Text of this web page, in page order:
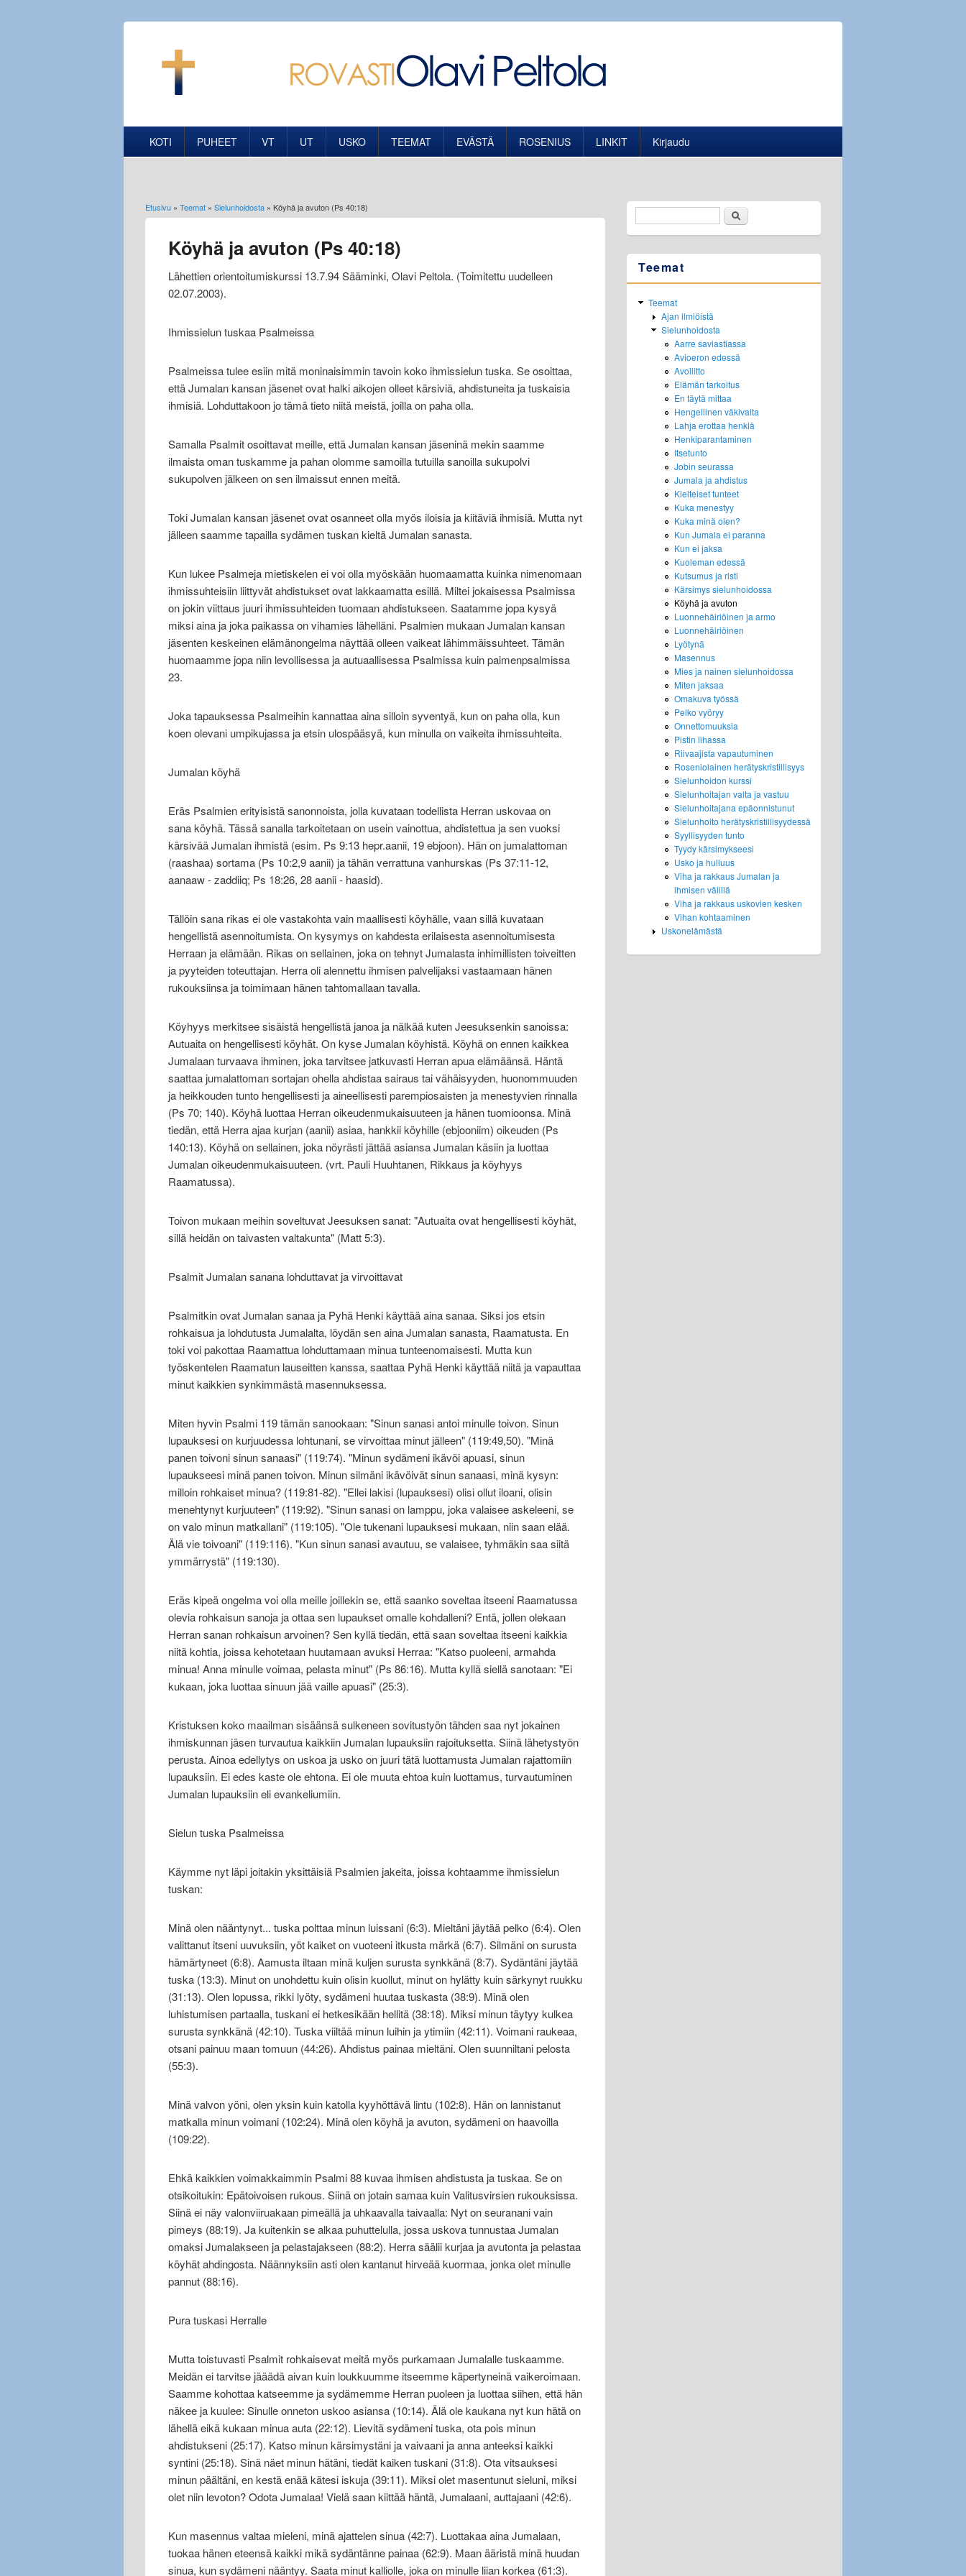
KOTI PUHEET VT UT USKO TEEMAT EVÄSTÄ ROSENIUS LINKIT Kirjaudu
Olet täällä
Etusivu » Teemat » Sielunhoidosta » Köyhä ja avuton (Ps 40:18)
Köyhä ja avuton (Ps 40:18)
Lähettien orientoitumiskurssi 13.7.94 Sääminki, Olavi Peltola. (Toimitettu uudelleen
02.07.2003).
Ihmissielun tuskaa Psalmeissa
Psalmeissa tulee esiin mitä moninaisimmin tavoin koko ihmissielun tuska. Se osoittaa,
että Jumalan kansan jäsenet ovat halki aikojen olleet kärsiviä, ahdistuneita ja tuskaisia
ihmisiä. Lohduttakoon jo tämä tieto niitä meistä, joilla on paha olla.
Samalla Psalmit osoittavat meille, että Jumalan kansan jäseninä mekin saamme
ilmaista oman tuskamme ja pahan olomme samoilla tutuilla sanoilla sukupolvi
sukupolven jälkeen on sen ilmaissut ennen meitä.
Toki Jumalan kansan jäsenet ovat osanneet olla myös iloisia ja kiitäviä ihmisiä. Mutta nyt
jälleen saamme tapailla sydämen tuskan kieltä Jumalan sanasta.
Kun lukee Psalmeja mietiskelen ei voi olla myöskään huomaamatta kuinka nimenomaan
ihmissuhteisiin liittyvät ahdistukset ovat lakkaamatta esillä. Miltei jokaisessa Psalmissa
on jokin viittaus juuri ihmissuhteiden tuomaan ahdistukseen. Saatamme jopa kysyä
miksi aina ja joka paikassa on vihamies lähelläni. Psalmien mukaan Jumalan kansan
jäsenten keskeinen elämänongelma näyttää olleen vaikeat lähimmäissuhteet. Tämän
huomaamme jopa niin levollisessa ja autuaallisessa Psalmissa kuin paimenpsalmissa
23.
Joka tapauksessa Psalmeihin kannattaa aina silloin syventyä, kun on paha olla, kun
koen olevani umpikujassa ja etsin ulospääsyä, kun minulla on vaikeita ihmissuhteita.
Jumalan köyhä
Eräs Psalmien erityisistä sanonnoista, jolla kuvataan todellista Herran uskovaa on
sana köyhä. Tässä sanalla tarkoitetaan on usein vainottua, ahdistettua ja sen vuoksi
kärsivää Jumalan ihmistä (esim. Ps 9:13 hepr.aanii, 19 ebjoon). Hän on jumalattoman
(raashaa) sortama (Ps 10:2,9 aanii) ja tähän verrattuna vanhurskas (Ps 37:11-12,
aanaaw - zaddiiq; Ps 18:26, 28 aanii - haasid).
Tällöin sana rikas ei ole vastakohta vain maallisesti köyhälle, vaan sillä kuvataan
hengellistä asennoitumista. On kysymys on kahdesta erilaisesta asennoitumisesta
Herraan ja elämään. Rikas on sellainen, joka on tehnyt Jumalasta inhimillisten toiveitten
ja pyyteiden toteuttajan. Herra oli alennettu ihmisen palvelijaksi vastaamaan hänen
rukouksiinsa ja toimimaan hänen tahtomallaan tavalla.
Köyhyys merkitsee sisäistä hengellistä janoa ja nälkää kuten Jeesuksenkin sanoissa:
Autuaita on hengellisesti köyhät. On kyse Jumalan köyhistä. Köyhä on ennen kaikkea
Jumalaan turvaava ihminen, joka tarvitsee jatkuvasti Herran apua elämäänsä. Häntä
saattaa jumalattoman sortajan ohella ahdistaa sairaus tai vähäisyyden, huonommuuden
ja heikkouden tunto hengellisesti ja aineellisesti parempiosaisten ja menestyvien rinnalla
(Ps 70; 140). Köyhä luottaa Herran oikeudenmukaisuuteen ja hänen tuomioonsa. Minä
tiedän, että Herra ajaa kurjan (aanii) asiaa, hankkii köyhille (ebjooniim) oikeuden (Ps
140:13). Köyhä on sellainen, joka nöyrästi jättää asiansa Jumalan käsiin ja luottaa
Jumalan oikeudenmukaisuuteen. (vrt. Pauli Huuhtanen, Rikkaus ja köyhyys
Raamatussa).
Toivon mukaan meihin soveltuvat Jeesuksen sanat: "Autuaita ovat hengellisesti köyhät,
sillä heidän on taivasten valtakunta" (Matt 5:3).
Psalmit Jumalan sanana lohduttavat ja virvoittavat
Psalmitkin ovat Jumalan sanaa ja Pyhä Henki käyttää aina sanaa. Siksi jos etsin
rohkaisua ja lohdutusta Jumalalta, löydän sen aina Jumalan sanasta, Raamatusta. En
toki voi pakottaa Raamattua lohduttamaan minua tunteenomaisesti. Mutta kun
työskentelen Raamatun lauseitten kanssa, saattaa Pyhä Henki käyttää niitä ja vapauttaa
minut kaikkien synkimmästä masennuksessa.
Miten hyvin Psalmi 119 tämän sanookaan: "Sinun sanasi antoi minulle toivon. Sinun
lupauksesi on kurjuudessa lohtunani, se virvoittaa minut jälleen" (119:49,50). "Minä
panen toivoni sinun sanaasi" (119:74). "Minun sydämeni ikävöi apuasi, sinun
lupaukseesi minä panen toivon. Minun silmäni ikävöivät sinun sanaasi, minä kysyn:
milloin rohkaiset minua? (119:81-82). "Ellei lakisi (lupauksesi) olisi ollut iloani, olisin
menehtynyt kurjuuteen" (119:92). "Sinun sanasi on lamppu, joka valaisee askeleeni, se
on valo minun matkallani" (119:105). "Ole tukenani lupauksesi mukaan, niin saan elää.
Älä vie toivoani" (119:116). "Kun sinun sanasi avautuu, se valaisee, tyhmäkin saa siitä
ymmärrystä" (119:130).
Eräs kipeä ongelma voi olla meille joillekin se, että saanko soveltaa itseeni Raamatussa
olevia rohkaisun sanoja ja ottaa sen lupaukset omalle kohdalleni? Entä, jollen olekaan
Herran sanan rohkaisun arvoinen? Sen kyllä tiedän, että saan soveltaa itseeni kaikkia
niitä kohtia, joissa kehotetaan huutamaan avuksi Herraa: "Katso puoleeni, armahda
minua! Anna minulle voimaa, pelasta minut" (Ps 86:16). Mutta kyllä siellä sanotaan: "Ei
kukaan, joka luottaa sinuun jää vaille apuasi" (25:3).
Kristuksen koko maailman sisäänsä sulkeneen sovitustyön tähden saa nyt jokainen
ihmiskunnan jäsen turvautua kaikkiin Jumalan lupauksiin rajoituksetta. Siinä lähetystyön
perusta. Ainoa edellytys on uskoa ja usko on juuri tätä luottamusta Jumalan rajattomiin
lupauksiin. Ei edes kaste ole ehtona. Ei ole muuta ehtoa kuin luottamus, turvautuminen
Jumalan lupauksiin eli evankeliumiin.
Sielun tuska Psalmeissa
Käymme nyt läpi joitakin yksittäisiä Psalmien jakeita, joissa kohtaamme ihmissielun
tuskan:
Minä olen nääntynyt... tuska polttaa minun luissani (6:3). Mieltäni jäytää pelko (6:4). Olen
valittanut itseni uuvuksiin, yöt kaiket on vuoteeni itkusta märkä (6:7). Silmäni on surusta
hämärtyneet (6:8). Aamusta iltaan minä kuljen surusta synkkänä (8:7). Sydäntäni jäytää
tuska (13:3). Minut on unohdettu kuin olisin kuollut, minut on hylätty kuin särkynyt ruukku
(31:13). Olen lopussa, rikki lyöty, sydämeni huutaa tuskasta (38:9). Minä olen
luhistumisen partaalla, tuskani ei hetkesikään hellitä (38:18). Miksi minun täytyy kulkea
surusta synkkänä (42:10). Tuska viiltää minun luihin ja ytimiin (42:11). Voimani raukeaa,
otsani painuu maan tomuun (44:26). Ahdistus painaa mieltäni. Olen suunniltani pelosta
(55:3).
Minä valvon yöni, olen yksin kuin katolla kyyhöttävä lintu (102:8). Hän on lannistanut
matkalla minun voimani (102:24). Minä olen köyhä ja avuton, sydämeni on haavoilla
(109:22).
Ehkä kaikkien voimakkaimmin Psalmi 88 kuvaa ihmisen ahdistusta ja tuskaa. Se on
otsikoitukin: Epätoivoisen rukous. Siinä on jotain samaa kuin Valitusvirsien rukouksissa.
Siinä ei näy valonviiruakaan pimeällä ja uhkaavalla taivaalla: Nyt on seuranani vain
pimeys (88:19). Ja kuitenkin se alkaa puhuttelulla, jossa uskova tunnustaa Jumalan
omaksi Jumalakseen ja pelastajakseen (88:2). Herra säälii kurjaa ja avutonta ja pelastaa
köyhät ahdingosta. Näännyksiin asti olen kantanut hirveää kuormaa, jonka olet minulle
pannut (88:16).
Pura tuskasi Herralle
Mutta toistuvasti Psalmit rohkaisevat meitä myös purkamaan Jumalalle tuskaamme.
Meidän ei tarvitse jääädä aivan kuin loukkuumme itseemme käpertyneinä vaikeroimaan.
Saamme kohottaa katseemme ja sydämemme Herran puoleen ja luottaa siihen, että hän
näkee ja kuulee: Sinulle onneton uskoo asiansa (10:14). Älä ole kaukana nyt kun hätä on
lähellä eikä kukaan minua auta (22:12). Lievitä sydämeni tuska, ota pois minun
ahdistukseni (25:17). Katso minun kärsimystäni ja vaivaani ja anna anteeksi kaikki
syntini (25:18). Sinä näet minun hätäni, tiedät kaiken tuskani (31:8). Ota vitsauksesi
minun päältäni, en kestä enää kätesi iskuja (39:11). Miksi olet masentunut sieluni, miksi
olet niin levoton? Odota Jumalaa! Vielä saan kiittää häntä, Jumalaani, auttajaani (42:6).
Kun masennus valtaa mieleni, minä ajattelen sinua (42:7). Luottakaa aina Jumalaan,
tuokaa hänen eteensä kaikki mikä sydäntänne painaa (62:9). Maan ääristä minä huudan
sinua, kun sydämeni nääntyy. Saata minut kalliolle, joka on minulle liian korkea (61:3).
HakulomakeEtsi
Teemat
Teemat
Ajan ilmiöistä
Sielunhoidosta
Aarre saviastiassa
Avioeron edessä
Avoliitto
Elämän tarkoitus
En täytä mittaa
Hengellinen väkivalta
Lahja erottaa henkiä
Henkiparantaminen
Itsetunto
Jobin seurassa
Jumala ja ahdistus
Kielteiset tunteet
Kuka menestyy
Kuka minä olen?
Kun Jumala ei paranna
Kun ei jaksa
Kuoleman edessä
Kutsumus ja risti
Kärsimys sielunhoidossa
Köyhä ja avuton
Luonnehäiriöinen ja armo
Luonnehäiriöinen
Lyötynä
Masennus
Mies ja nainen sielunhoidossa
Miten jaksaa
Omakuva työssä
Pelko vyöryy
Onnettomuuksia
Pistin lihassa
Riivaajista vapautuminen
Roseniolainen herätyskristillisyys
Sielunhoidon kurssi
Sielunhoitajan valta ja vastuu
Sielunhoitajana epäonnistunut
Sielunhoito herätyskristillisyydessä
Syyllisyyden tunto
Tyydy kärsimykseesi
Usko ja hulluus
Viha ja rakkaus Jumalan ja
ihmisen välillä
Viha ja rakkaus uskovien kesken
Vihan kohtaaminen
Uskonelämästä